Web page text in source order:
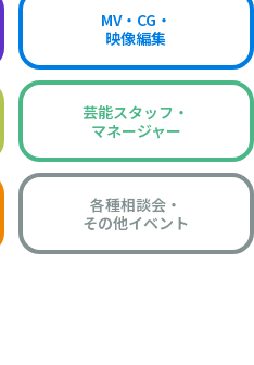
MV・CG・
映像編集
芸能スタッフ・
マネージャー
各種相談会・
その他イベント